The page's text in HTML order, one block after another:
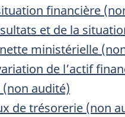
financière
et de la
ministérielle
de l’actif
audité)
de trésorerie (non